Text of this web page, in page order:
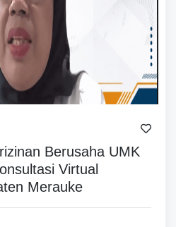
Berusaha UMK
Virtual
Merauke